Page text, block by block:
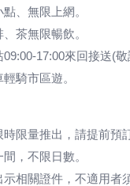
、無限上網。
茶無限暢飲。
17:00來回接送(敬
騎市區遊。
限量推出，請提前預訂
，不限日數。
相關證件，不適用者